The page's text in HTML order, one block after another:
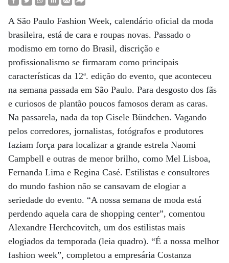
A São Paulo Fashion Week, calendário oficial da moda
brasileira, está de cara e roupas novas. Passado o
modismo em torno do Brasil, discrição e
profissionalismo se firmaram como principais
características da 12ª. edição do evento, que aconteceu
na semana passada em São Paulo. Para desgosto dos fãs
e curiosos de plantão poucos famosos deram as caras.
Na passarela, nada da top Gisele Bündchen. Vagando
pelos corredores, jornalistas, fotógrafos e produtores
faziam força para localizar a grande estrela Naomi
Campbell e outras de menor brilho, como Mel Lisboa,
Fernanda Lima e Regina Casé. Estilistas e consultores
do mundo fashion não se cansavam de elogiar a
seriedade do evento. “A nossa semana de moda está
perdendo aquela cara de shopping center”, comentou
Alexandre Herchcovitch, um dos estilistas mais
elogiados da temporada (leia quadro). “É a nossa melhor
fashion week”, completou a empresária Costanza